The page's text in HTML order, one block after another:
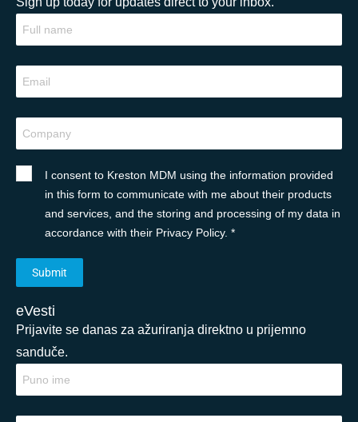
I consent to Kreston MDM using the information provided
in this form to communicate with me about their products
and services, and the storing and processing of my data in
accordance with their Privacy Policy. *
eVesti
Prijavite se danas za ažuriranja direktno u prijemno
sanduče.